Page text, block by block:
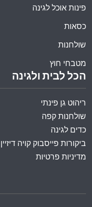
הכל לבית ולגינה
ריהוט גן פינתי
שולחנות קפה
כדים לגינה
ביקורות פייסבוק קויה דיזיין
מדיניות פרטיות
פינות אוכל לגינה
כסאות
שולחנות
מטבחי חוץ